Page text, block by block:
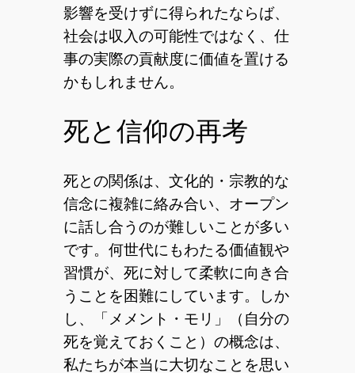
影響を受けずに得られたならば、
社会は収入の可能性ではなく、仕
事の実際の貢献度に価値を置ける
かもしれません。
死と信仰の再考
死との関係は、文化的・宗教的な
信念に複雑に絡み合い、オープン
に話し合うのが難しいことが多い
です。何世代にもわたる価値観や
習慣が、死に対して柔軟に向き合
うことを困難にしています。しか
し、「メメント・モリ」（自分の
死を覚えておくこと）の概念は、
私たちが本当に大切なことを思い